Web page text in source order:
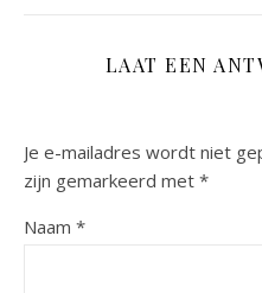
LAAT EEN
Je e-mailadres wordt niet
zijn gemarkeerd met *
Naam *